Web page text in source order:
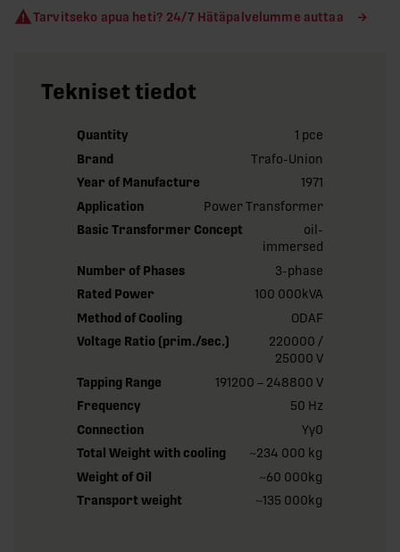
Tarvitseko apua heti? 24/7 Hätäpalvelumme auttaa
Tekniset tiedot
Quantity
1 pce
Brand
Trafo-Union
Year of Manufacture
1971
Application
Power Transformer
Basic Transformer Concept
oil-
immersed
Number of Phases
3-phase
Rated Power
100 000kVA
Method of Cooling
ODAF
Voltage Ratio (prim./sec.)
220000 /
25000 V
Tapping Range
191200 – 248800 V
Frequency
50 Hz
Connection
Yy0
Total Weight with cooling
~234 000 kg
Weight of Oil
~60 000kg
Transport weight
~135 000kg